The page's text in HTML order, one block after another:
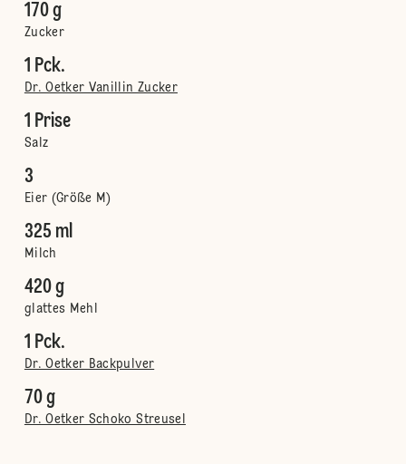
170 g
Zucker
1 Pck.
Dr. Oetker Vanillin Zucker
1 Prise
Salz
3
Eier (Größe M)
325 ml
Milch
420 g
glattes Mehl
1 Pck.
Dr. Oetker Backpulver
70 g
Dr. Oetker Schoko Streusel